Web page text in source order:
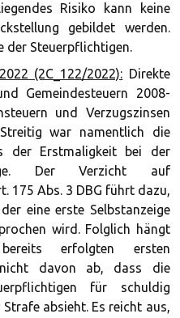
Risiko kann keine
gebildet werden.
der Steuerpflichtigen.
(2C_122/2022): Direkte
Gemeindesteuern 2008-
und Verzugszinsen
war namentlich die
der Erstmaligkeit bei der
Der Verzicht auf
175 Abs. 3 DBG führt dazu,
eine erste Selbstanzeige
wird. Folglich hängt
erfolgten ersten
nicht davon ab, dass die
für schuldig
absieht. Es reicht aus,